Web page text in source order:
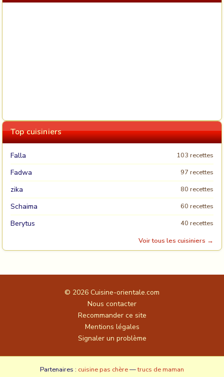
Top cuisiniers
Falla 103 recettes
Fadwa 97 recettes
zika 80 recettes
Schaima 60 recettes
Berytus
40 recettes
Voir tous les cuisiniers →
© 2026 Cuisine-orientale.com
Nous contacter
Recommander ce site
Mentions légales
Signaler un problème
Partenaires : cuisine pas chère—trucs de maman